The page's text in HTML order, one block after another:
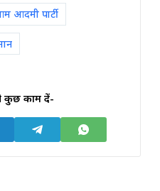
आदमी पार्टी
कुछ काम दें-